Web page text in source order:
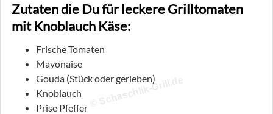
Zutaten die Du für leckere Grilltomaten
mit Knoblauch Käse:
Frische Tomaten
Mayonaise
Gouda (Stück oder gerieben)
Knoblauch
Prise Pfeffer© Schaschlik-Grill.de